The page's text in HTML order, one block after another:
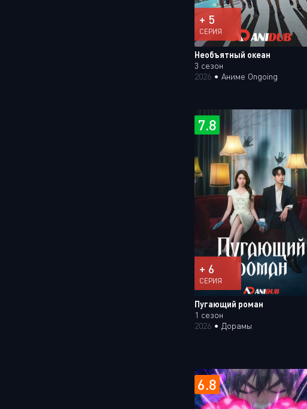
+ 5
СЕРИЯ
Необъятный океан
3 сезон
2026 • Аниме Ongoing
7.8
+ 6
СЕРИЯ
Пугающий роман
1 сезон
2026 • Дорамы
6.8